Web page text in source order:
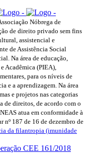
Nóbrega de
de direito privado sem fins
assistencial e
de Assistência Social
Na área de educação,
Acadêmica (PIEA),
para os níveis de
e a aprendizagem. Na área
e projetos nas categorias
de direitos, de acordo com o
atua em conformidade à
187 de 16 de dezembro de
da filantropia (imunidade
CEE 161/2018